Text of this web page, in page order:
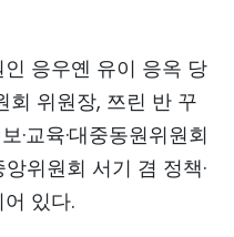
응우옌 유이 응옥 당
회 위원장, 쯔린 반 꾸
·교육·대중동원위원회
위원회 서기 겸 정책·
있다.